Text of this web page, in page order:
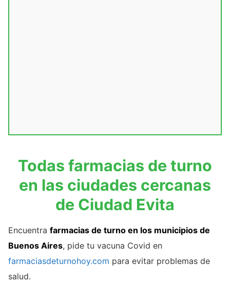
Todas farmacias de turno
en las ciudades cercanas
de Ciudad Evita
Encuentra farmacias de turno en los municipios de
Buenos Aires, pide tu vacuna Covid en
farmaciasdeturnohoy.com para evitar problemas de
salud.